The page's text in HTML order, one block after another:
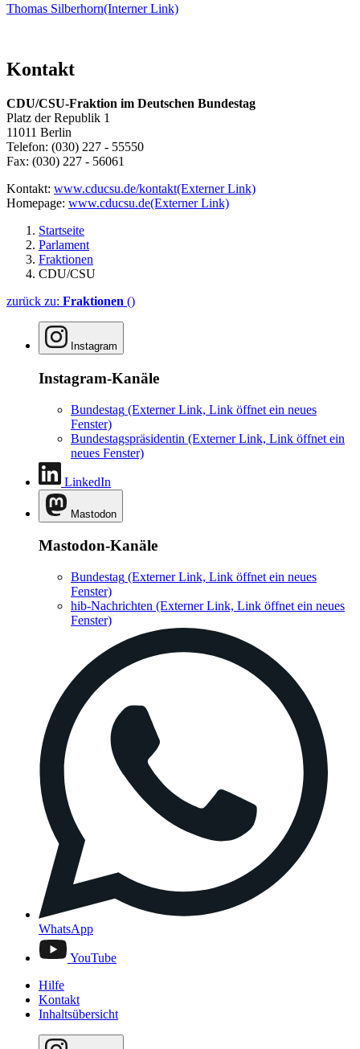
Thomas Silberhorn(Interner Link)
Kontakt
CDU/CSU-Fraktion im Deutschen Bundestag
Platz der Republik 1
11011 Berlin
Telefon: (030) 227 - 55550
Fax: (030) 227 - 56061
Kontakt: www.cducsu.de/kontakt(Externer Link)
Homepage: www.cducsu.de(Externer Link)
Startseite
Parlament
Fraktionen
CDU/CSU
zurück zu: Fraktionen ()
Instagram
Instagram-Kanäle
Bundestag (Externer Link, Link öffnet ein neues
Fenster)
Bundestagspräsidentin (Externer Link, Link öffnet ein
neues Fenster)
LinkedIn
Mastodon
Mastodon-Kanäle
Bundestag (Externer Link, Link öffnet ein neues
Fenster)
hib-Nachrichten (Externer Link, Link öffnet ein neues
Fenster)
WhatsApp
YouTube
Hilfe
Kontakt
Inhaltsübersicht